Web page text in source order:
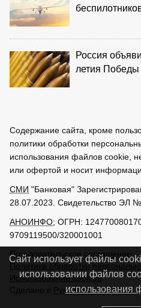
Россия
летия Победы
Содержание сайта, кроме
политики обработки
использования файлов cookie,
или офертой и носит
СМИ "Банковая"
28.07.2023. Свидетельство ЭЛ
АНОИНФО; ОГРН:
9709119500/320001001
Пользовательское соглашение
Политика обработки
Использование cookies
Сделано в
РунетЛаб – Сайты и
Сайт использует файлы
использовании файлов
использования